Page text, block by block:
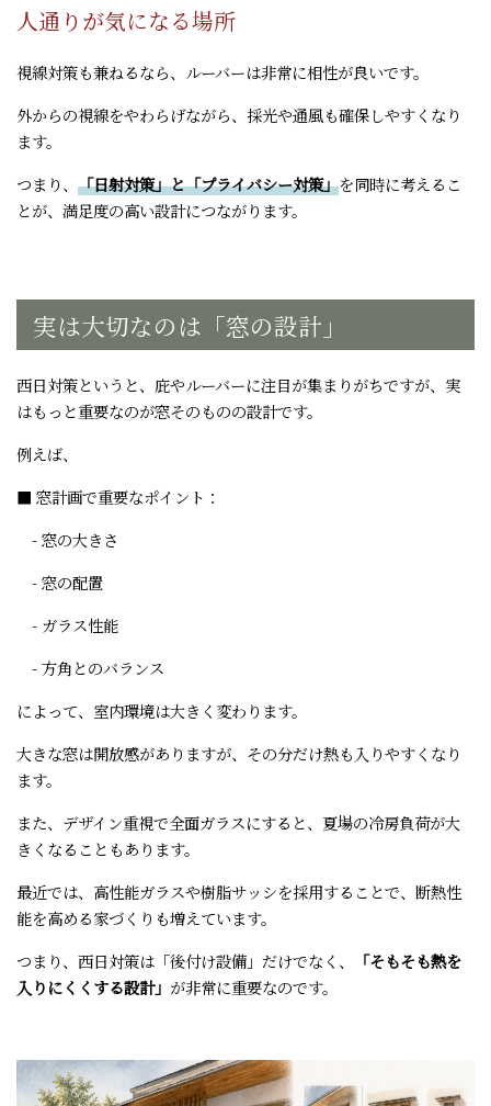
人通りが気になる場所
視線対策も兼ねるなら、ルーバーは非常に相性が良いです。
外からの視線をやわらげながら、採光や通風も確保しやすくなり
ます。
つまり、 「日射対策」と「プライバシー対策」を同時に考えるこ
とが、満足度の高い設計につながります。
実は大切なのは「窓の設計」
西日対策というと、庇やルーバーに注目が集まりがちですが、実
はもっと重要なのが窓そのものの設計です。
例えば、
■ 窓計画で重要なポイント：
- 窓の大きさ
- 窓の配置
- ガラス性能
- 方角とのバランス
によって、室内環境は大きく変わります。
大きな窓は開放感がありますが、その分だけ熱も入りやすくなり
ます。
また、デザイン重視で全面ガラスにすると、夏場の冷房負荷が大
きくなることもあります。
最近では、高性能ガラスや樹脂サッシを採用することで、断熱性
能を高める家づくりも増えています。
つまり、西日対策は「後付け設備」だけでなく、
「そもそも熱を
入りにくくする設計」 が非常に重要なのです。